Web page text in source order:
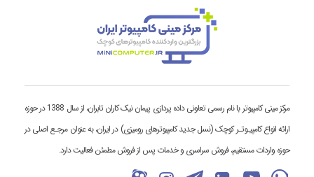
مرکز مینی کامپیوتر با نام رسمی تعاونی داده پردازی پیمان نیک کاران تابران، از سال 1388 در حوزه
ارائه انواع کامپیـوتـر کوچک (نسل جدید کامپیوترهای رومیزی) در ایران، به عنوان مرجـع اصلی در
حوزه واردات مستقیم، فروش سراسری و خدمات پس از فروش مطمئن فعالیت دارد.